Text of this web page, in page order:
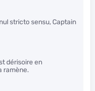
stricto sensu, Captain
dérisoire en
ramène.